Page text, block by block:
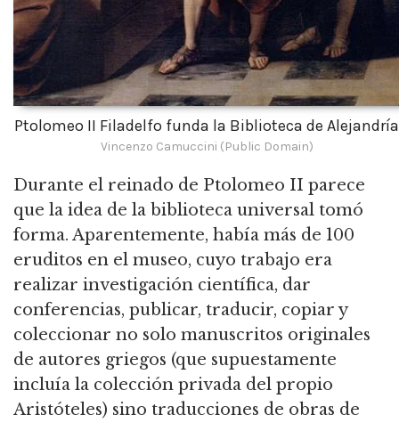
Ptolomeo II Filadelfo funda la Biblioteca de Alejandría
Vincenzo Camuccini (Public Domain)
Durante el reinado de Ptolomeo II parece
que la idea de la biblioteca universal tomó
forma. Aparentemente, había más de 100
eruditos en el museo, cuyo trabajo era
realizar investigación científica, dar
conferencias, publicar, traducir, copiar y
coleccionar no solo manuscritos originales
de autores griegos (que supuestamente
incluía la colección privada del propio
Aristóteles) sino traducciones de obras de